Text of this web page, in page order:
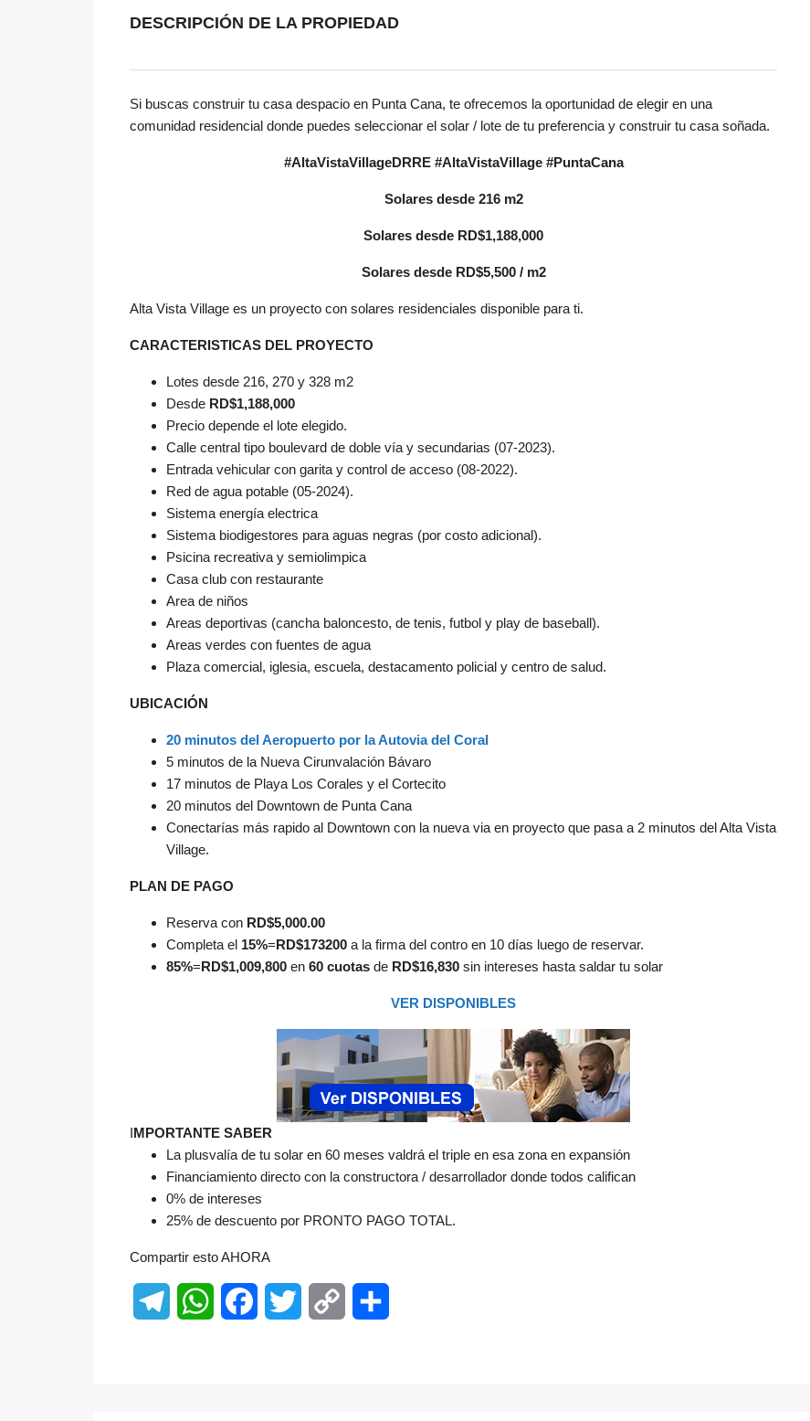
DESCRIPCIÓN DE LA PROPIEDAD
Si buscas construir tu casa despacio en Punta Cana, te ofrecemos la oportunidad de elegir en una
comunidad residencial donde puedes seleccionar el solar / lote de tu preferencia y construir tu casa soñada.
#AltaVistaVillageDRRE #AltaVistaVillage #PuntaCana
Solares desde 216 m2
Solares desde RD$1,188,000
Solares desde RD$5,500 / m2
Alta Vista Village es un proyecto con solares residenciales disponible para ti.
CARACTERISTICAS DEL PROYECTO
Lotes desde 216, 270 y 328 m2
Desde RD$1,188,000
Precio depende el lote elegido.
Calle central tipo boulevard de doble vía y secundarias (07-2023).
Entrada vehicular con garita y control de acceso (08-2022).
Red de agua potable (05-2024).
Sistema energía electrica
Sistema biodigestores para aguas negras (por costo adicional).
Psicina recreativa y semiolimpica
Casa club con restaurante
Area de niños
Areas deportivas (cancha baloncesto, de tenis, futbol y play de baseball).
Areas verdes con fuentes de agua
Plaza comercial, iglesia, escuela, destacamento policial y centro de salud.
UBICACIÓN
20 minutos del Aeropuerto por la Autovia del Coral
5 minutos de la Nueva Cirunvalación Bávaro
17 minutos de Playa Los Corales y el Cortecito
20 minutos del Downtown de Punta Cana
Conectarías más rapido al Downtown con la nueva via en proyecto que pasa a 2 minutos del Alta Vista
Village.
PLAN DE PAGO
Reserva con RD$5,000.00
Completa el 15%=RD$173200 a la firma del contro en 10 días luego de reservar.
85%=RD$1,009,800 en 60 cuotas de RD$16,830 sin intereses hasta saldar tu solar
VER DISPONIBLES
IMPORTANTE SABER
La plusvalía de tu solar en 60 meses valdrá el triple en esa zona en expansión
Financiamiento directo con la constructora / desarrollador donde todos califican
0% de intereses
25% de descuento por PRONTO PAGO TOTAL.
Compartir esto AHORA
TelegramWhatsAppFacebookTwitter Copy